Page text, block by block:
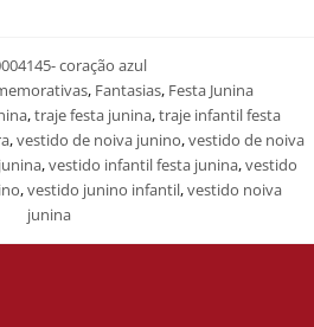
coração azul
, Fantasias, Festa Junina
,traje festa junina,traje infantil festa
,vestido de noiva junino,vestido de noiva
,vestido infantil festa junina,vestido
,vestido junino infantil,vestido noiva
junina